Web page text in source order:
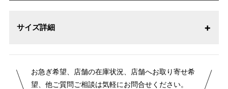
サイズ詳細
お急ぎ希望、店舗の在庫状況、店舗へお取り寄せ希
望、他ご質問ご相談は気軽にお問合せください。